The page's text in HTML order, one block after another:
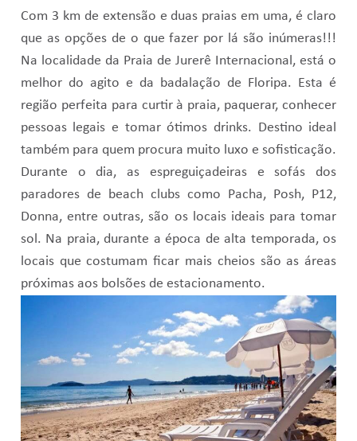
Com 3 km de extensão e duas praias em uma, é claro
que as opções de o que fazer por lá são inúmeras!!!
Na localidade da Praia de Jurerê Internacional, está o
melhor do agito e da badalação de Floripa. Esta é
região perfeita para curtir à praia, paquerar, conhecer
pessoas legais e tomar ótimos drinks. Destino ideal
também para quem procura muito luxo e sofisticação.
Durante o dia, as espreguiçadeiras e sofás dos
paradores de beach clubs como Pacha, Posh, P12,
Donna, entre outras, são os locais ideais para tomar
sol. Na praia, durante a época de alta temporada, os
locais que costumam ficar mais cheios são as áreas
próximas aos bolsões de estacionamento.